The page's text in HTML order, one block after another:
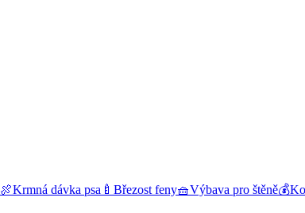
🍖Krmná dávka psa 🍼 Březost feny🧺Výbava pro štěně💰